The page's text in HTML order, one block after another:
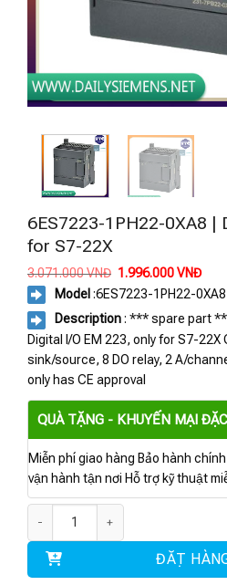
6ES7223-1PH22-0XA8 |
for S7-22X
3.071.000VNĐ Giá
là:
3.071.000 VNĐ.
1.996.000VNĐGiá
tại
Model :6ES7223-1PH22-0XA8
Description: *** spare part
Digital I/O EM 223, only for S7-22X
sink/source, 8 DO relay, 2 A/
only has CE approval
QUÀ TẶNG - KHUYẾN MẠI
Miễn phí giao hàng Bảo hành
vận hành tận nơi Hỗ trợ kỹ thuật
ĐẶT